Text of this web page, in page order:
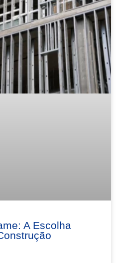
A Escolha